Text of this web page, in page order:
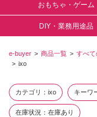
おもちゃ・ゲーム
DIY・業務用途品
e-buyer 商品一覧 すべて
ixo
カテゴリ ixo キーワ
在庫状況 在庫あり